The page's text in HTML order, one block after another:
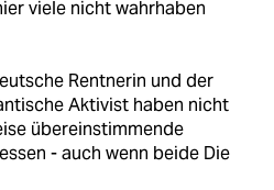
viele nicht wahrhaben
Rentnerin und der
Aktivist haben nicht
übereinstimmende
- auch wenn beide Die